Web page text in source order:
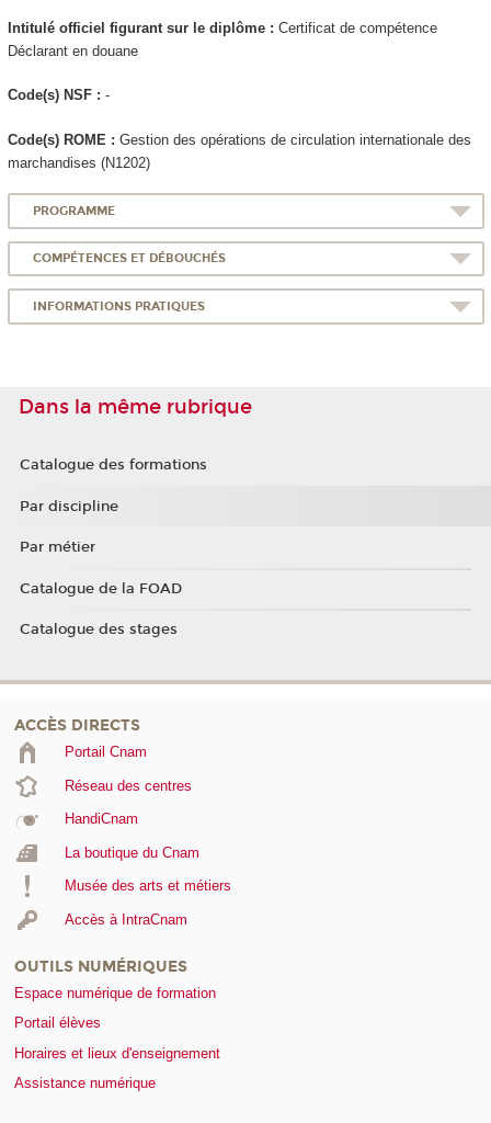
Intitulé officiel figurant sur le diplôme : Certificat de compétence
Déclarant en douane
Code(s) NSF : -
Code(s) ROME : Gestion des opérations de circulation internationale des
marchandises (N1202)
PROGRAMME
COMPÉTENCES ET DÉBOUCHÉS
INFORMATIONS PRATIQUES
Dans la même rubrique
Catalogue des formations
Par discipline
Par métier
Catalogue de la FOAD
Catalogue des stages
ACCÈS DIRECTS
Portail Cnam
Réseau des centres
HandiCnam
La boutique du Cnam
Musée des arts et métiers
Accès à IntraCnam
OUTILS NUMÉRIQUES
Espace numérique de formation
Portail élèves
Horaires et lieux d'enseignement
Assistance numérique